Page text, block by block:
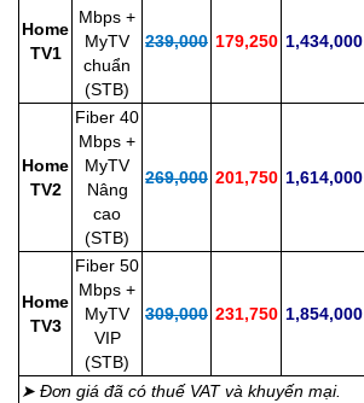
Home
TV1
Mbps +
MyTV
chuẩn
(STB)
239,000 179,250 1,434,000
Home
TV2
Fiber 40
Mbps +
MyTV
Nâng
cao
(STB)
269,000 201,750 1,614,000
Home
TV3
Fiber 50
Mbps +
MyTV
VIP
(STB)
309,000 231,750 1,854,000
➤ Đơn giá đã có thuế VAT và khuyến mại.